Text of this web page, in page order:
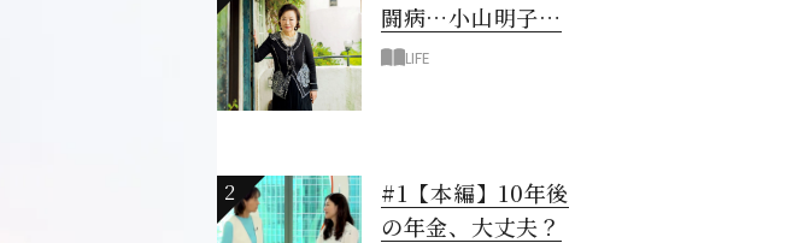
闘病…小山明子さ
ん「今満たされて
LIFE
2
#1【本編】10年後
の年金、大丈夫？